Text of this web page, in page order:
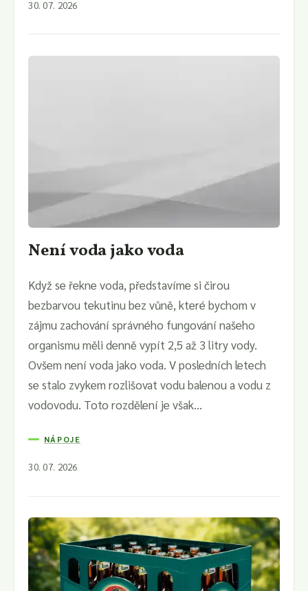
30. 07. 2026
Není voda jako voda
Když se řekne voda, představíme si čirou
bezbarvou tekutinu bez vůně, které bychom v
zájmu zachování správného fungování našeho
organismu měli denně vypít 2,5 až 3 litry vody.
Ovšem není voda jako voda. V posledních letech
se stalo zvykem rozlišovat vodu balenou a vodu z
vodovodu. Toto rozdělení je však...
NÁPOJE
30. 07. 2026